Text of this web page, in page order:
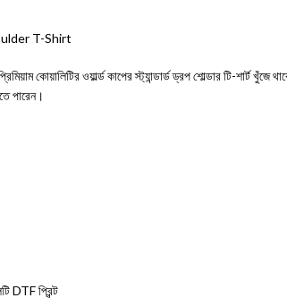
T-Shirt
কোয়ালিটির ওয়ার্ল্ড কাপের স্ট্যান্ডার্ড ড্রপ শোল্ডার টি-শার্ট খুঁজে
পারেন।
DTF প্রিন্ট